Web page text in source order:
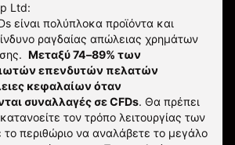
Ltd:
είναι πολύπλοκα προϊόντα και
ραγδαίας απώλειας χρημάτων
Μεταξύ 74–89% των
επενδυτών πελατών
κεφαλαίων όταν
συναλλαγές σε CFDs. Θα πρέπει
τον τρόπο λειτουργίας των
το περιθώριο να αναλάβετε το μεγάλο